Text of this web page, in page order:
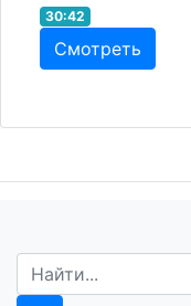
30:42
Смотреть